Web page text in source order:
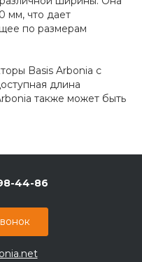
мм, что дает
по размерам
Basis Arbonia с
длина
также может быть
44-86